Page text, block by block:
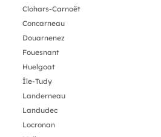
Clohars-Carnoët
Concarneau
Douarnenez
Fouesnant
Huelgoat
Île-Tudy
Landerneau
Landudec
Locronan